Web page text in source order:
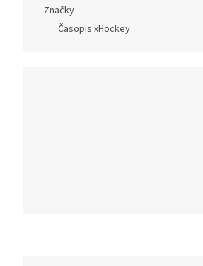
Značky
Časopis xHockey